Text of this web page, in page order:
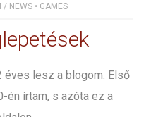
/ NEWS • GAMES
éves lesz a blogom. Első
én írtam, s azóta ez a